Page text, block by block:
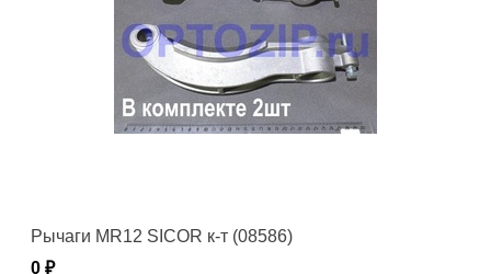
Рычаги MR12 SICOR к-т (08586)
0 ₽